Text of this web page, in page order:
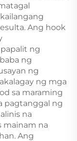
Ang hook
ng
ng
ng
ng mga
sa maraming
pagtanggal ng
na
mainam na
Ang